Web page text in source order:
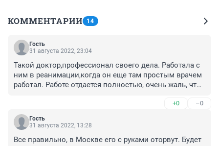
КОММЕНТАРИИ 14
Гость
31 августа 2022, 23:04
Такой доктор,профессионал своего дела. Работала с
ним в реанимации,когда он еще там простым врачем
работал. Работе отдается полностью, очень жаль, что
+0 –0
Гость
31 августа 2022, 13:28
Все правильно, в Москве его с руками оторвут. Будет